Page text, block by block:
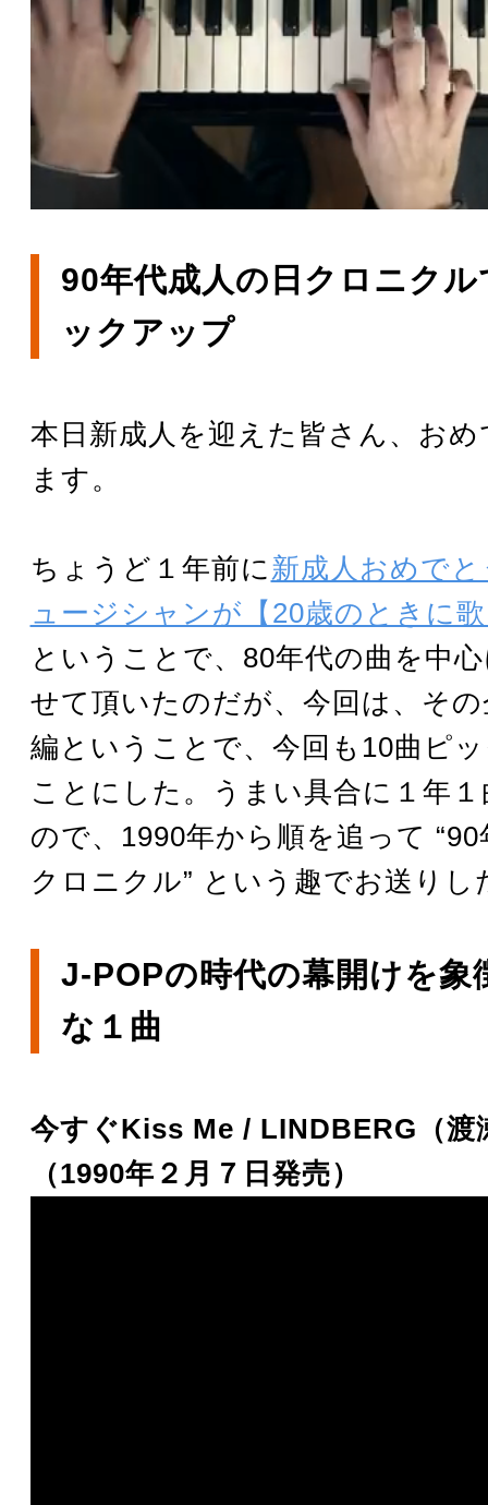
90年代成人の日クロニク
ックアップ
本日新成人を迎えた皆さん、お
ます。
ちょうど１年前に 新成人おめで
ュージシャンが【20歳のときに
ということで、80年代の曲を中
せて頂いたのだが、今回は、そ
編ということで、今回も10曲ピ
ことにした。うまい具合に１年
ので、1990年から順を追って
クロニクル” という趣でお送りし
J-POPの時代の幕開けを象
な１曲
今すぐKiss Me / LINDBERG（渡
（1990年２月７日発売）